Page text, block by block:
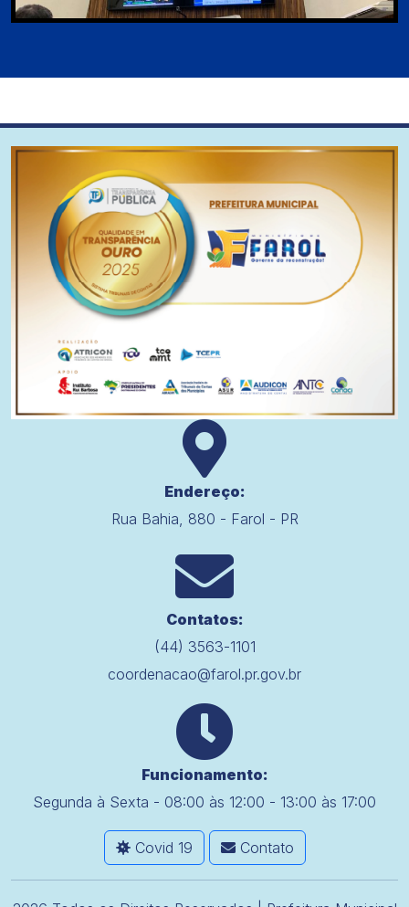
Endereço:
Rua Bahia, 880 - Farol - PR
Contatos:
(44) 3563-1101
coordenacao@farol.pr.gov.br
Funcionamento:
Segunda à Sexta - 08:00 às 12:00 - 13:00 às 17:00
Covid 19 Contato